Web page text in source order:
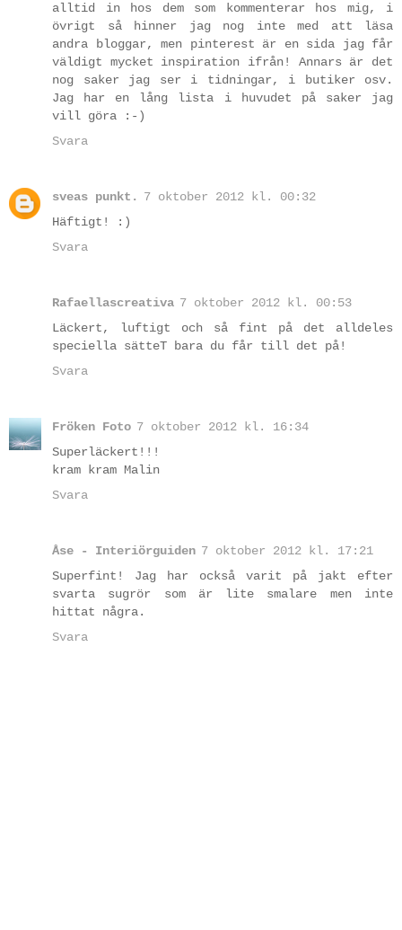
alltid in hos dem som kommenterar hos mig, i
övrigt så hinner jag nog inte med att läsa
andra bloggar, men pinterest är en sida jag får
väldigt mycket inspiration ifrån! Annars är det
nog saker jag ser i tidningar, i butiker osv.
Jag har en lång lista i huvudet på saker jag
vill göra :-)
Svara
sveas punkt.
7 oktober 2012 kl. 00:32
Häftigt! :)
Svara
Rafaellascreativa 7 oktober 2012 kl. 00:53
Läckert, luftigt och så fint på det alldeles
speciella sätteT bara du får till det på!
Svara
Fröken Foto 7 oktober 2012 kl. 16:34
Superläckert!!!
kram kram Malin
Svara
Åse - Interiörguiden 7 oktober 2012 kl. 17:21
Superfint! Jag har också varit på jakt efter
svarta sugrör som är lite smalare men inte
hittat några.
Svara